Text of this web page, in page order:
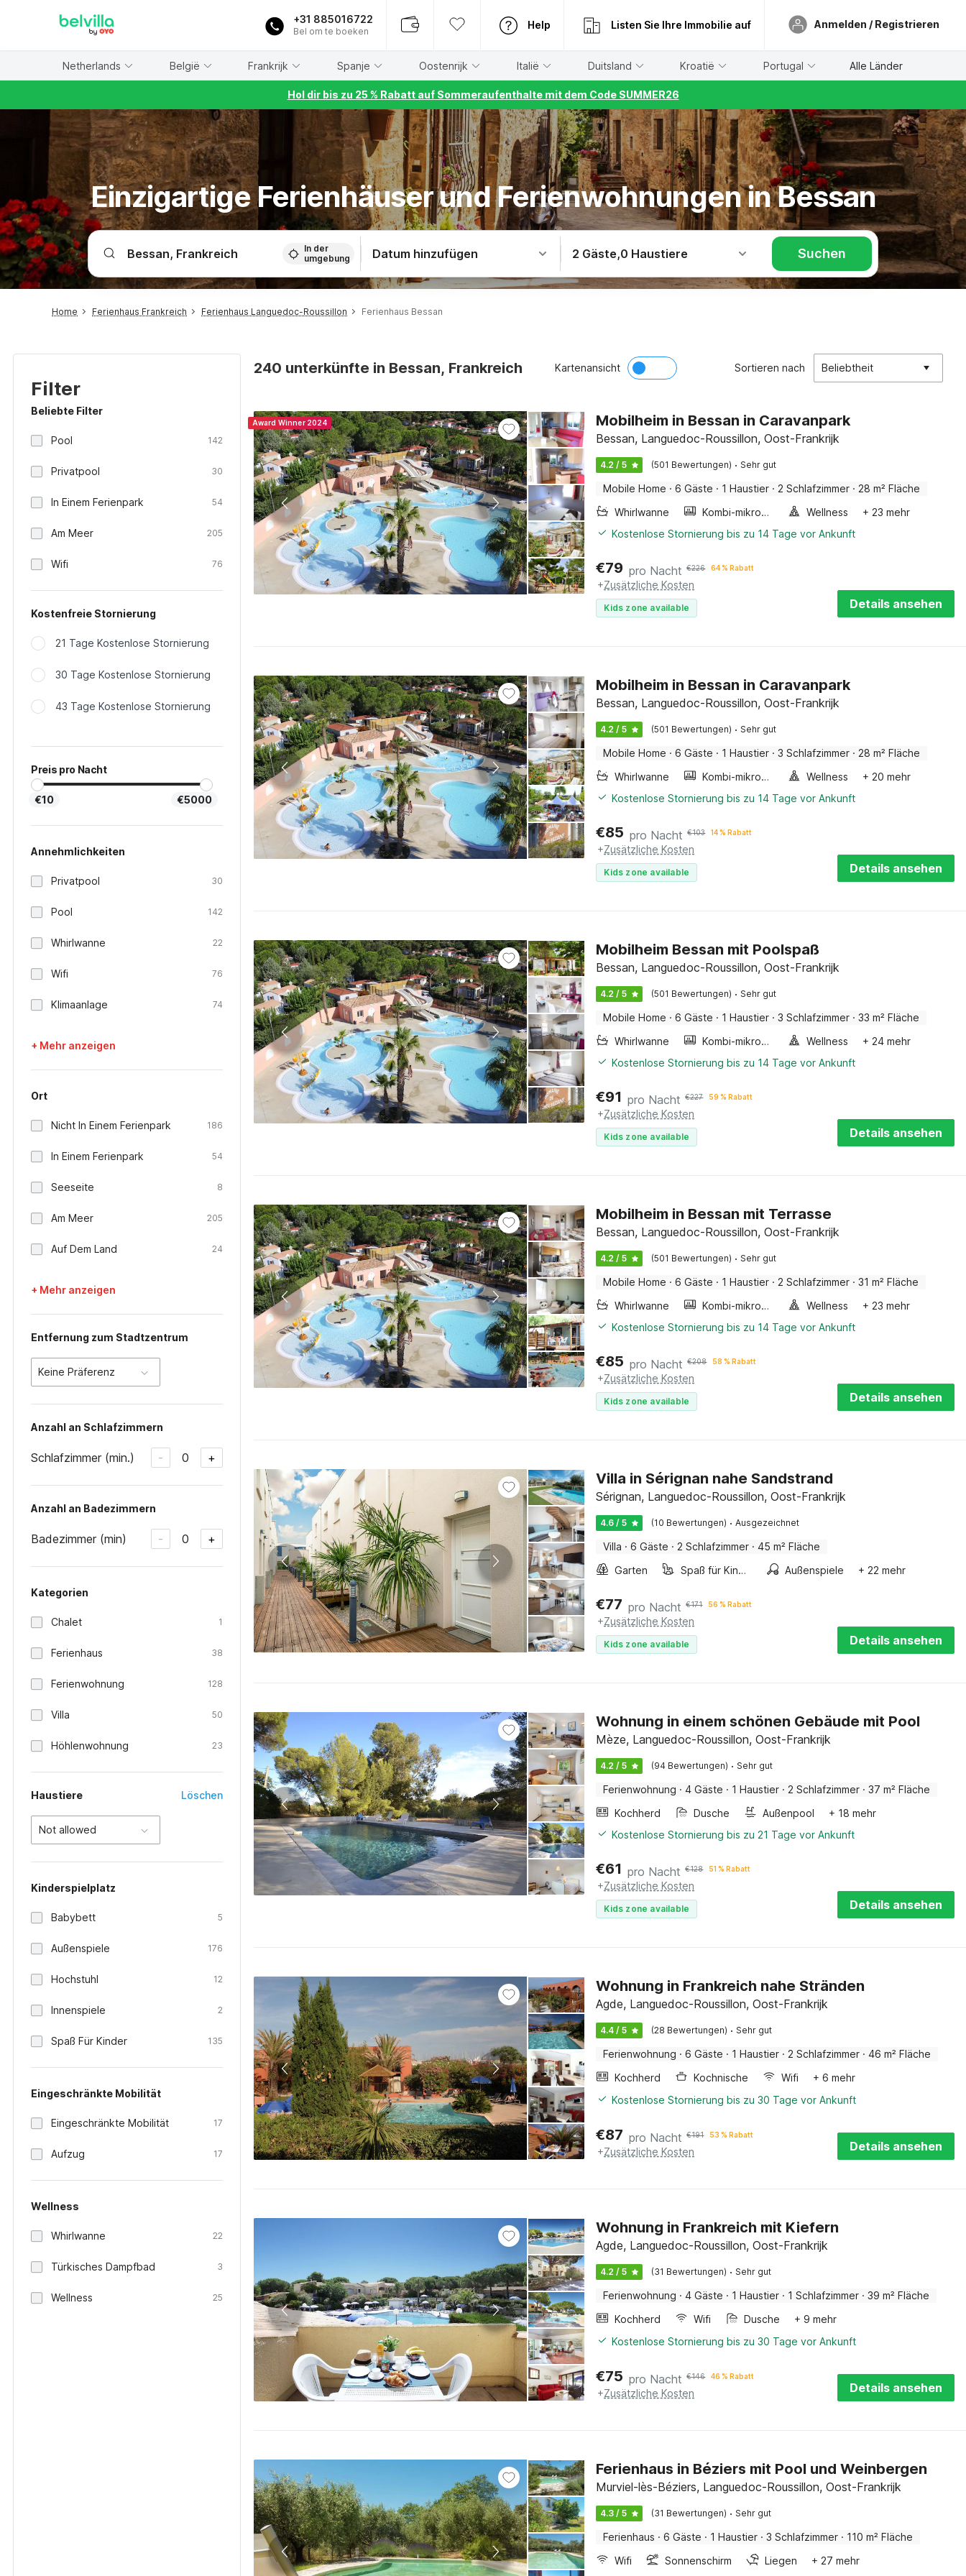
+31 885016722
Bel om te boeken
Help Listen Sie Ihre Immobilie auf Anmelden / Registrieren
Netherlands België Frankrijk Spanje Oostenrijk Italië Duitsland Kroatië Portugal Alle Länder
Hol dir bis zu 25 % Rabatt auf Sommeraufenthalte mit dem Code SUMMER26
Einzigartige Ferienhäuser und Ferienwohnungen in Bessan
In der
umgebung
Datum hinzufügen 2 Gäste,0 Haustiere Suchen
Home Ferienhaus Frankreich Ferienhaus Languedoc-Roussillon Ferienhaus Bessan
Filter
Beliebte Filter
Pool 142
Privatpool 30
In Einem Ferienpark 54
Am Meer 205
Wifi 76
Kostenfreie Stornierung
21 Tage Kostenlose Stornierung
30 Tage Kostenlose Stornierung
43 Tage Kostenlose Stornierung
Preis pro Nacht
€10 €5000
Annehmlichkeiten
Privatpool 30
Pool 142
Whirlwanne 22
Wifi 76
Klimaanlage 74
+ Mehr anzeigen
Ort
Nicht In Einem Ferienpark 186
In Einem Ferienpark 54
Seeseite 8
Am Meer 205
Auf Dem Land 24
+ Mehr anzeigen
Entfernung zum Stadtzentrum
Keine Präferenz
Anzahl an Schlafzimmern
Schlafzimmer (min.) - 0 +
Anzahl an Badezimmern
Badezimmer (min) - 0 +
Kategorien
Chalet 1
Ferienhaus 38
Ferienwohnung 128
Villa 50
Höhlenwohnung 23
Haustiere Löschen
Not allowed
Kinderspielplatz
Babybett 5
Außenspiele 176
Hochstuhl 12
Innenspiele 2
Spaß Für Kinder 135
Eingeschränkte Mobilität
Eingeschränkte Mobilität 17
Aufzug 17
Wellness
Whirlwanne 22
Türkisches Dampfbad 3
Wellness 25
240 unterkünfte in Bessan, Frankreich Kartenansicht Sortieren nach Beliebtheit
Award Winner 2024 Mobilheim in Bessan in Caravanpark
Bessan, Languedoc-Roussillon, Oost-Frankrijk
4.2 / 5 (501 Bewertungen) · Sehr gut
Mobile Home · 6 Gäste · 1 Haustier · 2 Schlafzimmer · 28 m² Fläche
Whirlwanne
Kombi-mikrowelle Wellness
+ 23 mehr
Kostenlose Stornierung bis zu 14 Tage vor Ankunft
€79 pro Nacht €226 64 % Rabatt
+Zusätzliche Kosten
Kids zone available Details ansehen
Mobilheim in Bessan in Caravanpark
Bessan, Languedoc-Roussillon, Oost-Frankrijk
4.2 / 5 (501 Bewertungen) · Sehr gut
Mobile Home · 6 Gäste · 1 Haustier · 3 Schlafzimmer · 28 m² Fläche
Whirlwanne
Kombi-mikrowelle Wellness
+ 20 mehr
Kostenlose Stornierung bis zu 14 Tage vor Ankunft
€85 pro Nacht €103 14 % Rabatt
+Zusätzliche Kosten
Kids zone available Details ansehen
Mobilheim Bessan mit Poolspaß
Bessan, Languedoc-Roussillon, Oost-Frankrijk
4.2 / 5 (501 Bewertungen) · Sehr gut
Mobile Home · 6 Gäste · 1 Haustier · 3 Schlafzimmer · 33 m² Fläche
Whirlwanne
Kombi-mikrowelle Wellness
+ 24 mehr
Kostenlose Stornierung bis zu 14 Tage vor Ankunft
€91 pro Nacht €227 59 % Rabatt
+Zusätzliche Kosten
Kids zone available Details ansehen
Mobilheim in Bessan mit Terrasse
Bessan, Languedoc-Roussillon, Oost-Frankrijk
4.2 / 5 (501 Bewertungen) · Sehr gut
Mobile Home · 6 Gäste · 1 Haustier · 2 Schlafzimmer · 31 m² Fläche
Whirlwanne
Kombi-mikrowelle Wellness
+ 23 mehr
Kostenlose Stornierung bis zu 14 Tage vor Ankunft
€85 pro Nacht €208 58 % Rabatt
+Zusätzliche Kosten
Kids zone available Details ansehen
Villa in Sérignan nahe Sandstrand
Sérignan, Languedoc-Roussillon, Oost-Frankrijk
4.6 / 5 (10 Bewertungen) · Ausgezeichnet
Villa · 6 Gäste · 2 Schlafzimmer · 45 m² Fläche
Garten
Spaß für Kinder Außenspiele + 22 mehr
€77 pro Nacht €171 56 % Rabatt
+Zusätzliche Kosten
Kids zone available Details ansehen
Wohnung in einem schönen Gebäude mit Pool
Mèze, Languedoc-Roussillon, Oost-Frankrijk
4.2 / 5 (94 Bewertungen) · Sehr gut
Ferienwohnung · 4 Gäste · 1 Haustier · 2 Schlafzimmer · 37 m² Fläche
Kochherd
Dusche Außenpool
+ 18 mehr
Kostenlose Stornierung bis zu 21 Tage vor Ankunft
€61 pro Nacht €128 51 % Rabatt
+Zusätzliche Kosten
Kids zone available Details ansehen
Wohnung in Frankreich nahe Stränden
Agde, Languedoc-Roussillon, Oost-Frankrijk
4.4 / 5 (28 Bewertungen) · Sehr gut
Ferienwohnung · 6 Gäste · 1 Haustier · 2 Schlafzimmer · 46 m² Fläche
Kochherd
Kochnische Wifi
+ 6 mehr
Kostenlose Stornierung bis zu 30 Tage vor Ankunft
€87 pro Nacht €191 53 % Rabatt
+Zusätzliche Kosten Details ansehen
Wohnung in Frankreich mit Kiefern
Agde, Languedoc-Roussillon, Oost-Frankrijk
4.2 / 5 (31 Bewertungen) · Sehr gut
Ferienwohnung · 4 Gäste · 1 Haustier · 1 Schlafzimmer · 39 m² Fläche
Kochherd
Wifi Dusche
+ 9 mehr
Kostenlose Stornierung bis zu 30 Tage vor Ankunft
€75 pro Nacht €146 46 % Rabatt
+Zusätzliche Kosten Details ansehen
Ferienhaus in Béziers mit Pool und Weinbergen
Murviel-lès-Béziers, Languedoc-Roussillon, Oost-Frankrijk
4.3 / 5 (31 Bewertungen) · Sehr gut
Ferienhaus · 6 Gäste · 1 Haustier · 3 Schlafzimmer · 110 m² Fläche
Wifi
Sonnenschirm Liegen + 27 mehr